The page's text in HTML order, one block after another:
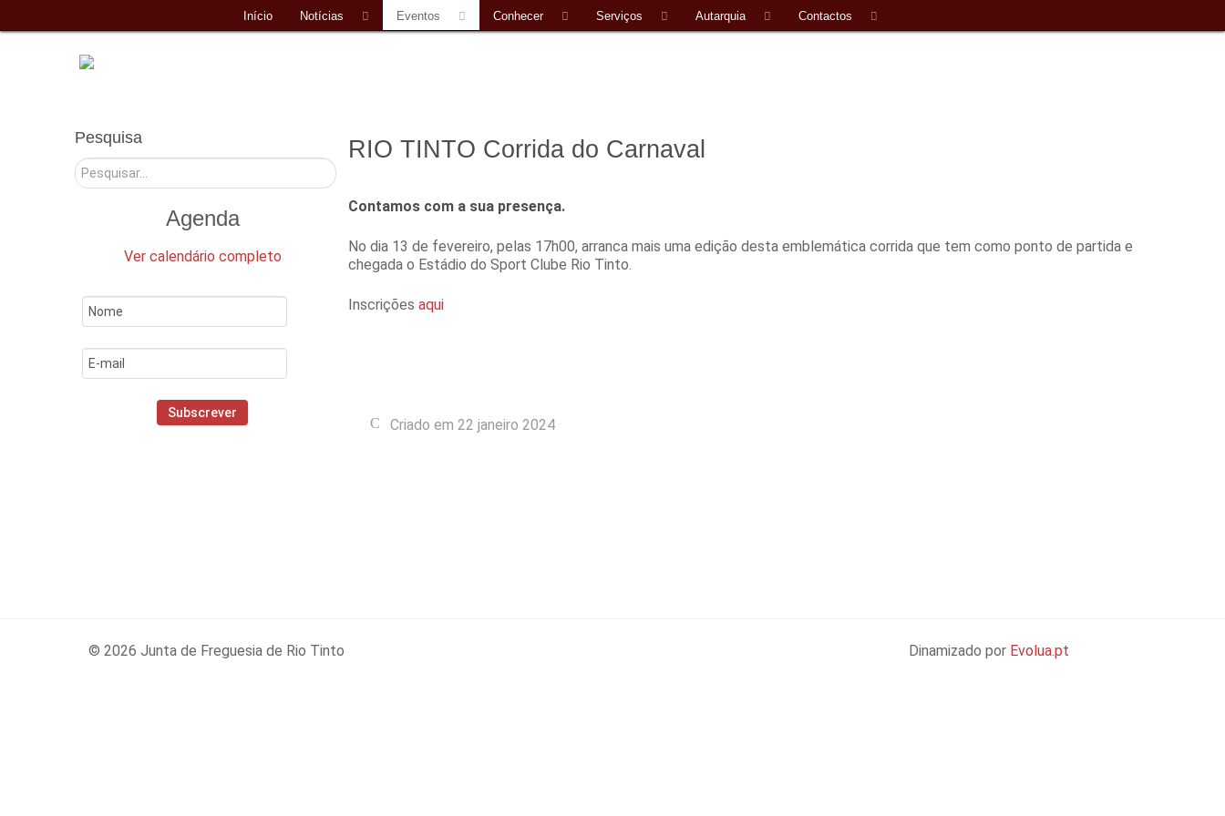
Início Notícias Eventos Conhecer Serviços Autarquia Contactos
Pesquisa
Pesquisar
Agenda
Ver calendário completo
RIO TINTO Corrida do Carnaval
Contamos com a sua presença.
No dia 13 de fevereiro, pelas 17h00, arranca mais uma edição desta emblemática corrida que tem como ponto de partida e
chegada o Estádio do Sport Clube Rio Tinto.
Inscrições aqui
Criado em 22 janeiro 2024
© 2026 Junta de Freguesia de Rio Tinto Dinamizado por Evolua.pt